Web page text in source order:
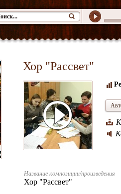
Хор "Рассвет"
Название композиции/произведения
Хор "Рассвет"